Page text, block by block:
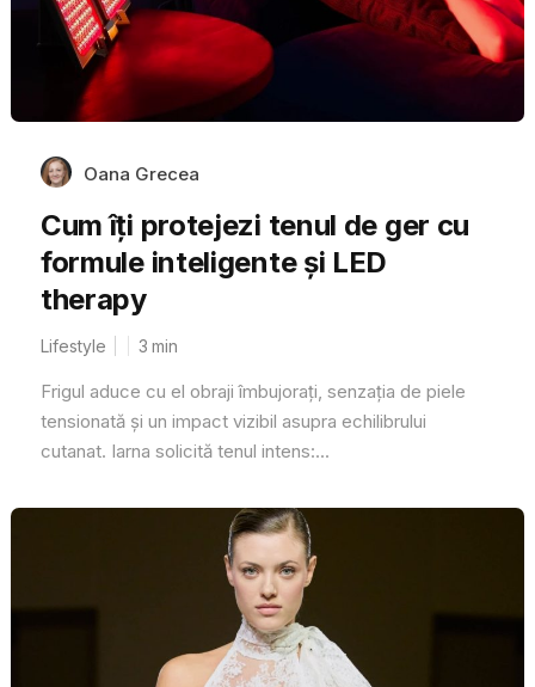
Oana Grecea
Cum îți protejezi tenul de ger cu
formule inteligente și LED
therapy
Lifestyle 3 min
Frigul aduce cu el obraji îmbujorați, senzația de piele
tensionată și un impact vizibil asupra echilibrului
cutanat. Iarna solicită tenul intens:...